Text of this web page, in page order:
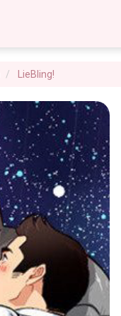
LieBling!